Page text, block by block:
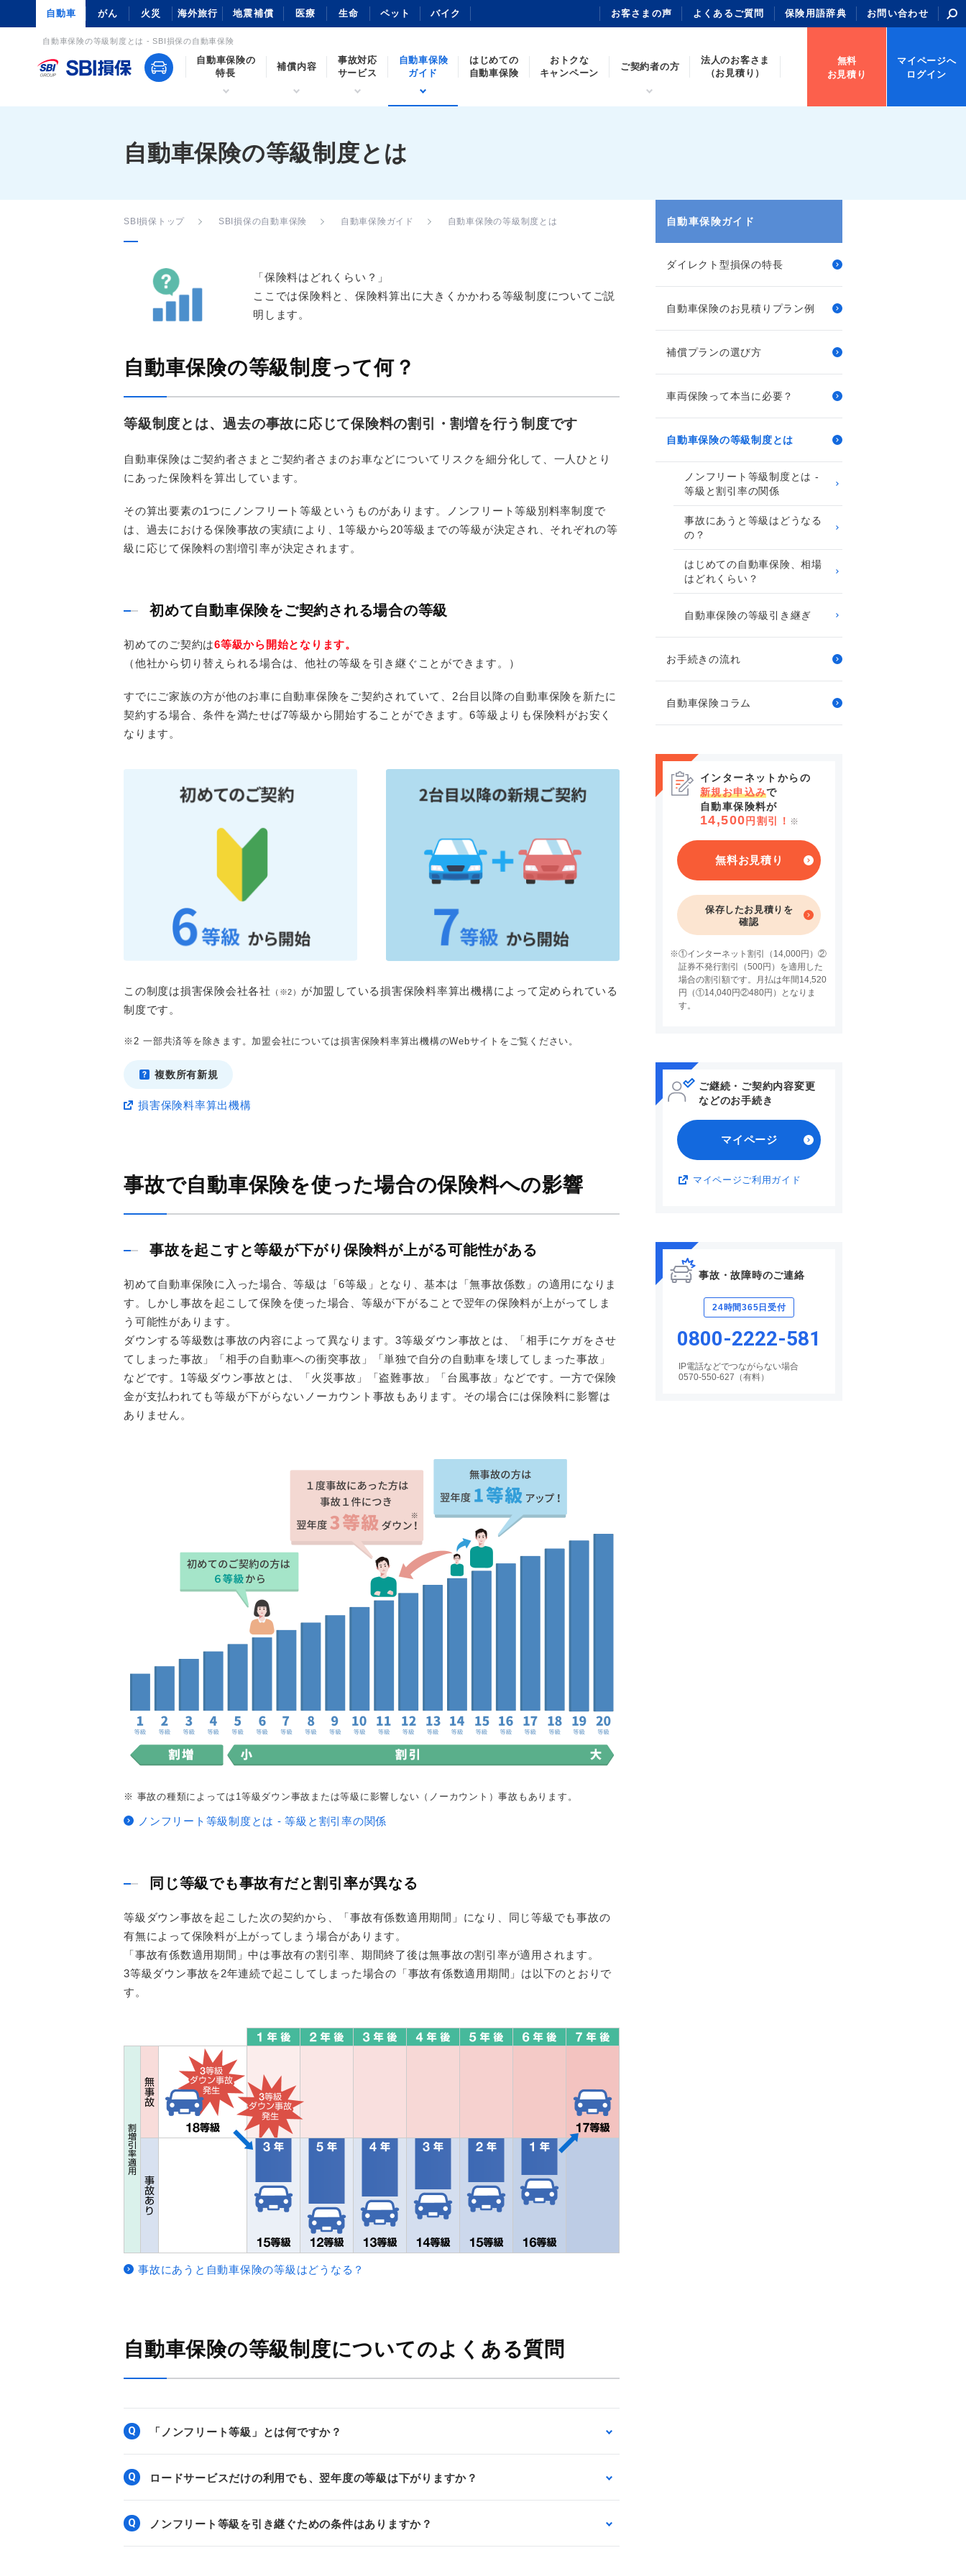
自動車 がん 火災 海外旅行 地震補償 医療 生命 ペット バイク お客さまの声 よくあるご質問 保険用語辞典 お問い合わせ
自動車保険の等級制度とは - SBI損保の自動車保険
自動車保険の
特長
補償内容
事故対応
サービス
自動車保険
ガイド
はじめての
自動車保険
おトクな
キャンペーン
ご契約者の方
法人のお客さま
（お見積り）
無料
お見積り
マイページへ
ログイン
自動車保険の等級制度とは
SBI損保トップ SBI損保の自動車保険 自動車保険ガイド 自動車保険の等級制度とは
「保険料はどれくらい？」
ここでは保険料と、保険料算出に大きくかかわる等級制度についてご説
明します。
自動車保険の等級制度って何？
等級制度とは、過去の事故に応じて保険料の割引・割増を行う制度です
自動車保険はご契約者さまとご契約者さまのお車などについてリスクを細分化して、一人ひとり
にあった保険料を算出しています。
その算出要素の1つにノンフリート等級というものがあります。ノンフリート等級別料率制度で
は、過去における保険事故の実績により、1等級から20等級までの等級が決定され、それぞれの等
級に応じて保険料の割増引率が決定されます。
初めて自動車保険をご契約される場合の等級
初めてのご契約は6等級から開始となります。
（他社から切り替えられる場合は、他社の等級を引き継ぐことができます。）
すでにご家族の方が他のお車に自動車保険をご契約されていて、2台目以降の自動車保険を新たに
契約する場合、条件を満たせば7等級から開始することができます。6等級よりも保険料がお安く
なります。
この制度は損害保険会社各社 （※2）
が加盟している損害保険料率算出機構によって定められている
制度です。
※2 一部共済等を除きます。加盟会社については損害保険料率算出機構のWebサイトをご覧ください。
複数所有新規
損害保険料率算出機構
事故で自動車保険を使った場合の保険料への影響
事故を起こすと等級が下がり保険料が上がる可能性がある
初めて自動車保険に入った場合、等級は「6等級」となり、基本は「無事故係数」の適用になりま
す。しかし事故を起こして保険を使った場合、等級が下がることで翌年の保険料が上がってしま
う可能性があります。
ダウンする等級数は事故の内容によって異なります。3等級ダウン事故とは、「相手にケガをさせ
てしまった事故」「相手の自動車への衝突事故」「単独で自分の自動車を壊してしまった事故」
などです。1等級ダウン事故とは、「火災事故」「盗難事故」「台風事故」などです。一方で保険
金が支払われても等級が下がらないノーカウント事故もあります。その場合には保険料に影響は
ありません。
※ 事故の種類によっては1等級ダウン事故または等級に影響しない（ノーカウント）事故もあります。
ノンフリート等級制度とは ‐ 等級と割引率の関係
同じ等級でも事故有だと割引率が異なる
等級ダウン事故を起こした次の契約から、「事故有係数適用期間」になり、同じ等級でも事故の
有無によって保険料が上がってしまう場合があります。
「事故有係数適用期間」中は事故有の割引率、期間終了後は無事故の割引率が適用されます。
3等級ダウン事故を2年連続で起こしてしまった場合の「事故有係数適用期間」は以下のとおりで
す。
事故にあうと自動車保険の等級はどうなる？
自動車保険の等級制度についてのよくある質問
Q 「ノンフリート等級」とは何ですか？
Q ロードサービスだけの利用でも、翌年度の等級は下がりますか？
Q ノンフリート等級を引き継ぐための条件はありますか？
自動車保険ガイド
ダイレクト型損保の特長
自動車保険のお見積りプラン例
補償プランの選び方
車両保険って本当に必要？
自動車保険の等級制度とは
ノンフリート等級制度とは ‐
等級と割引率の関係
事故にあうと等級はどうなる
の？
はじめての自動車保険、相場
はどれくらい？
自動車保険の等級引き継ぎ
お手続きの流れ
自動車保険コラム
インターネットからの
新規お申込みで
自動車保険料が
14,500 円割引！ ※
無料お見積り
保存したお見積りを
確認
※①インターネット割引（14,000円）②
証券不発行割引（500円）を適用した
場合の割引額です。月払は年間14,520
円（①14,040円②480円）となりま
す。
ご継続・ご契約内容変更
などのお手続き
マイページ
マイページご利用ガイド
事故・故障時のご連絡
24時間365日受付
0800-2222-581
IP電話などでつながらない場合
0570-550-627（有料）